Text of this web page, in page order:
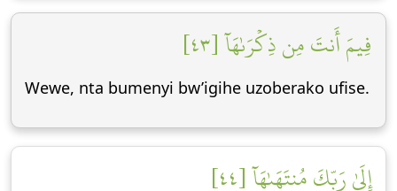
فِيمَ أَنتَ مِن ذِكۡرَىٰهَآ [٤٣]
Wewe, nta bumenyi bw’igihe uzoberako ufise.
إِلَىٰ رَبِّكَ مُنتَهَىٰهَآ [٤٤]